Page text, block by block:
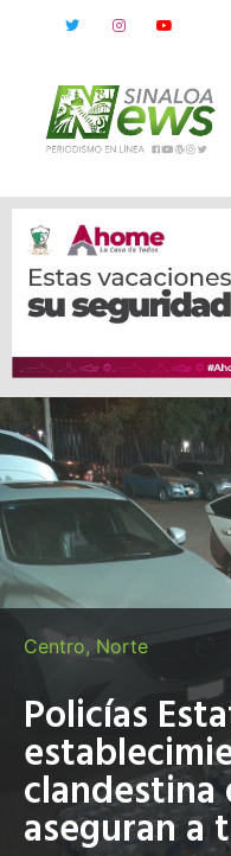
Centro, Norte
Policías
clandestina
aseguran a